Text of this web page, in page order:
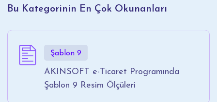
Bu Kategorinin En Çok Okunanları
Şablon 9
AKINSOFT e-Ticaret Programında
Şablon 9 Resim Ölçüleri